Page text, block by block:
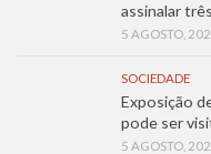
assinalar
5 AGOSTO,
SOCIEDADE
Exposição
pode ser
5 AGOSTO,